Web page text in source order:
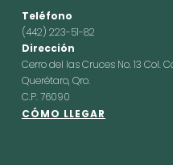
Teléfono
(442) 223-51-82
Dirección
Cerro del las Cruces No. 13 Col.
Querétaro, Qro.
C.P. 76090
CÓMO LLEGAR